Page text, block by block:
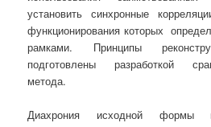
установить синхронные
функционирования которых
рамками. Принципы
подготовлены разработкой
метода.
Диахрония исходной формы